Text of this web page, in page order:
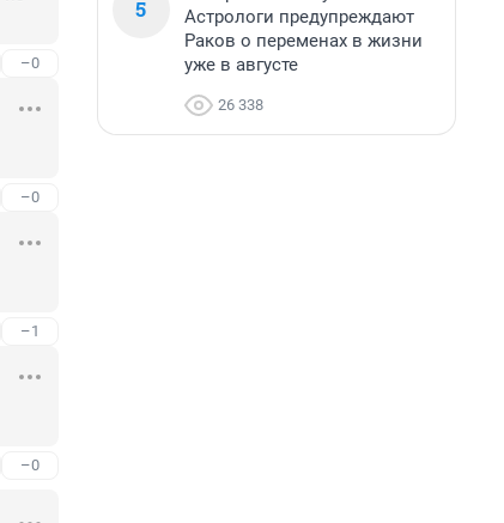
–0
–0
–1
–0
5
Астрологи предупреждают
Раков о переменах в жизни
уже в августе
26 338